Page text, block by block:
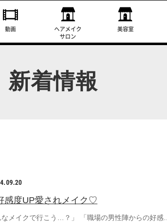
動画
ヘアメイク
サロン
美容室
新着情報
感度UP愛されメイク♡
なメイクで行こう…？」 「職場の男性陣からの好感…